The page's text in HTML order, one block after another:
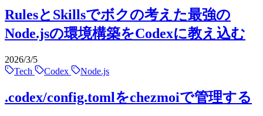
RulesとSkillsでボクの考えた最強の
Node.jsの環境構築をCodexに教え込む
2026/3/5
Tech
Codex Node.js
.codex/config.tomlをchezmoiで管理する